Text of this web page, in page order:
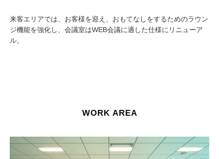
来客エリアでは、お客様を迎え、おもてなしをするためのラウン
ジ機能を強化し、会議室はWEB会議に適した仕様にリニューア
ル。
WORK AREA